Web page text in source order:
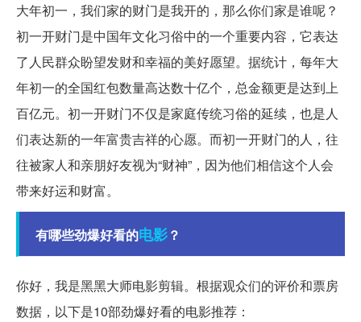
大年初一，我们家的财门是我开的，那么你们家是谁呢？
初一开财门是中国年文化习俗中的一个重要内容，它表达
了人民群众盼望发财和幸福的美好愿望。据统计，每年大
年初一的全国红包数量高达数十亿个，总金额更是达到上
百亿元。初一开财门不仅是家庭传统习俗的延续，也是人
们表达新的一年富贵吉祥的心愿。而初一开财门的人，往
往被家人和亲朋好友视为“财神”，因为他们相信这个人会
带来好运和财富。
有哪些劲爆好看的电影？
你好，我是黑黑大师电影剪辑。根据观众们的评价和票房
数据，以下是10部劲爆好看的电影推荐：